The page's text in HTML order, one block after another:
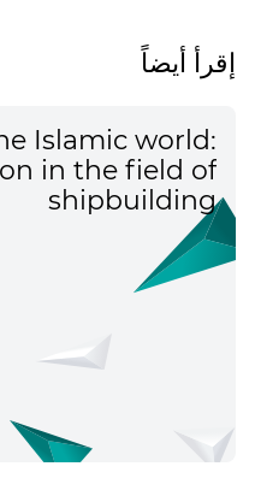
إقرأ أيضاً
Islamic world:
in the field of
shipbuilding